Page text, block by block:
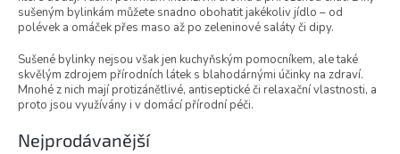
sušeným bylinkám můžete snadno obohatit jakékoliv jídlo – od
polévek a omáček přes maso až po zeleninové saláty či dipy.
Sušené bylinky nejsou však jen kuchyňským pomocníkem, ale také
skvělým zdrojem přírodních látek s blahodárnými účinky na zdraví.
Mnohé z nich mají protizánětlivé, antiseptické či relaxační vlastnosti, a
proto jsou využívány i v domácí přírodní péči.
Nejprodávanější